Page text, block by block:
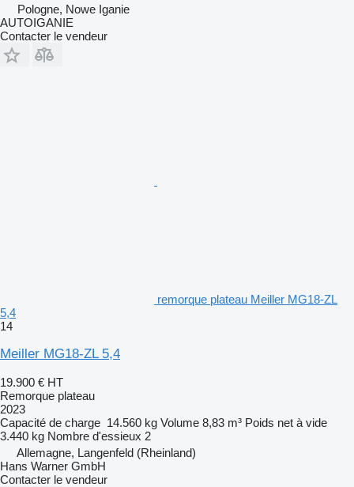
Pologne, Nowe Iganie
AUTOIGANIE
Contacter le vendeur
remorque plateau Meiller MG18-ZL
5,4
14
Meiller MG18-ZL 5,4
19.900 € HT
Remorque plateau
2023
Capacité de charge 14.560 kg Volume 8,83 m³ Poids net à vide
3.440 kg Nombre d'essieux 2
Allemagne, Langenfeld (Rheinland)
Hans Warner GmbH
Contacter le vendeur